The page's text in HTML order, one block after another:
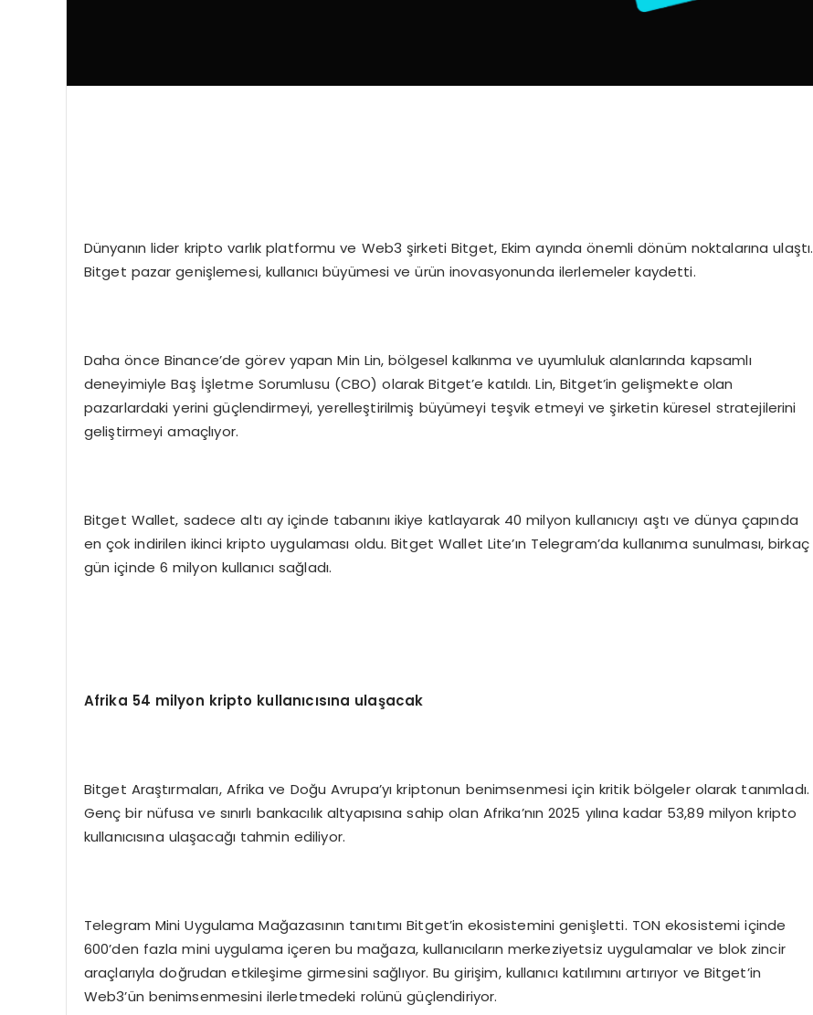
Dünyanın lider kripto varlık platformu ve Web3 şirketi Bitget, Ekim ayında önemli dönüm noktalarına ulaştı.
Bitget pazar genişlemesi, kullanıcı büyümesi ve ürün inovasyonunda ilerlemeler kaydetti.
Daha önce Binance’de görev yapan Min Lin, bölgesel kalkınma ve uyumluluk alanlarında kapsamlı
deneyimiyle Baş İşletme Sorumlusu (CBO) olarak Bitget’e katıldı. Lin, Bitget’in gelişmekte olan
pazarlardaki yerini güçlendirmeyi, yerelleştirilmiş büyümeyi teşvik etmeyi ve şirketin küresel stratejilerini
geliştirmeyi amaçlıyor.
Bitget Wallet, sadece altı ay içinde tabanını ikiye katlayarak 40 milyon kullanıcıyı aştı ve dünya çapında
en çok indirilen ikinci kripto uygulaması oldu. Bitget Wallet Lite’ın Telegram’da kullanıma sunulması, birkaç
gün içinde 6 milyon kullanıcı sağladı.
Afrika 54 milyon kripto kullanıcısına ulaşacak
Bitget Araştırmaları, Afrika ve Doğu Avrupa’yı kriptonun benimsenmesi için kritik bölgeler olarak tanımladı.
Genç bir nüfusa ve sınırlı bankacılık altyapısına sahip olan Afrika’nın 2025 yılına kadar 53,89 milyon kripto
kullanıcısına ulaşacağı tahmin ediliyor.
Telegram Mini Uygulama Mağazasının tanıtımı Bitget’in ekosistemini genişletti. TON ekosistemi içinde
600’den fazla mini uygulama içeren bu mağaza, kullanıcıların merkeziyetsiz uygulamalar ve blok zincir
araçlarıyla doğrudan etkileşime girmesini sağlıyor. Bu girişim, kullanıcı katılımını artırıyor ve Bitget’in
Web3’ün benimsenmesini ilerletmedeki rolünü güçlendiriyor.